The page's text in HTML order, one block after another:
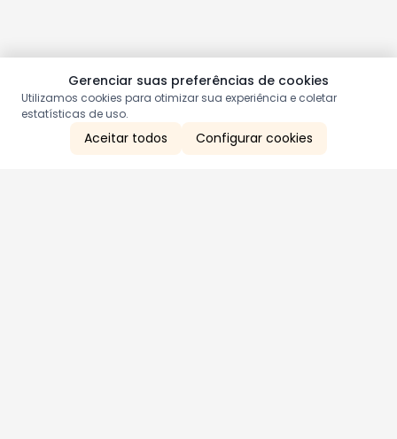
Gerenciar suas preferências de cookies
Utilizamos cookies para otimizar sua experiência e coletar
estatísticas de uso.
Aceitar todos Configurar cookies